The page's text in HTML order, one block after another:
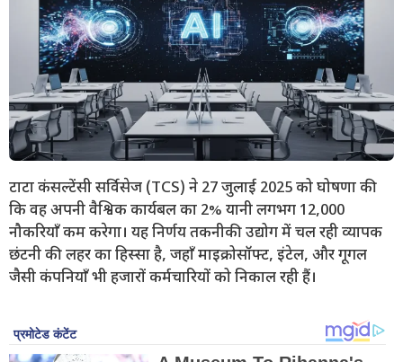
टाटा कंसल्टेंसी सर्विसेज (TCS) ने 27 जुलाई 2025 को घोषणा की
कि वह अपनी वैश्विक कार्यबल का 2% यानी लगभग 12,000
नौकरियाँ कम करेगा। यह निर्णय तकनीकी उद्योग में चल रही व्यापक
छंटनी की लहर का हिस्सा है, जहाँ माइक्रोसॉफ्ट, इंटेल, और गूगल
जैसी कंपनियाँ भी हजारों कर्मचारियों को निकाल रही हैं।